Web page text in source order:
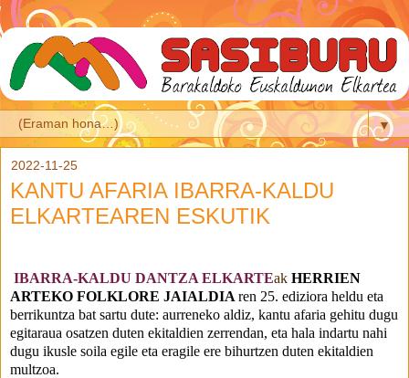
▼
2022-11-25
KANTU AFARIA IBARRA-KALDU
ELKARTEAREN ESKUTIK
IBARRA-KALDU DANTZA ELKARTEak HERRIEN
ARTEKO FOLKLORE JAIALDIA ren 25. ediziora heldu eta
berrikuntza bat sartu dute: aurreneko aldiz, kantu afaria gehitu dugu
egitaraua osatzen duten ekitaldien zerrendan, eta hala indartu nahi
dugu ikusle soila egile eta eragile ere bihurtzen duten ekitaldien
multzoa.